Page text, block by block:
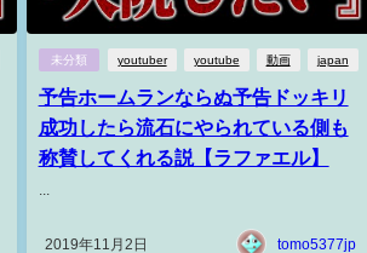
未分類 youtuber youtube 動画 japan
予告ホームランならぬ予告ドッキリ
成功したら流石にやられている側も
称賛してくれる説【ラファエル】
2019年11月2日 tomo5377jp